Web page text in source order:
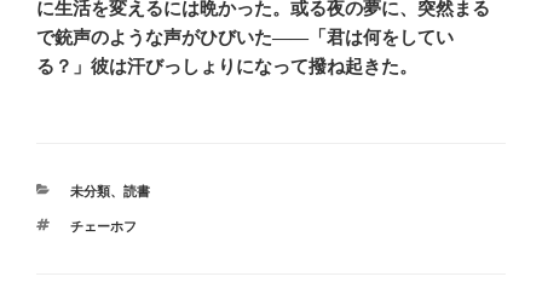
に生活を変えるには晩かった。或る夜の夢に、突然まる
で銃声のような声がひびいた――「君は何をしてい
る？」彼は汗びっしょりになって撥ね起きた。
カ
ゴ
未分類、 読書
タ
チェーホフ